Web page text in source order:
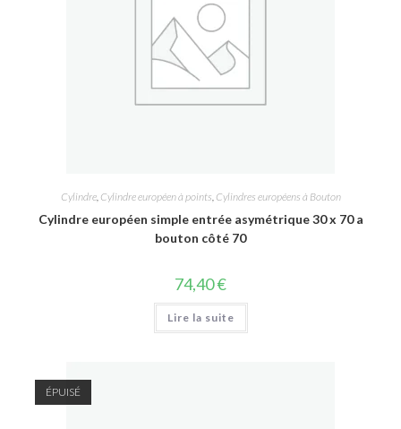
Cylindre, Cylindre européen à points Cylindres européens à Bouton
Cylindre européen simple entrée asymétrique 30 x 70 a
bouton côté 70
74,40€
Lire la suite
ÉPUISÉ